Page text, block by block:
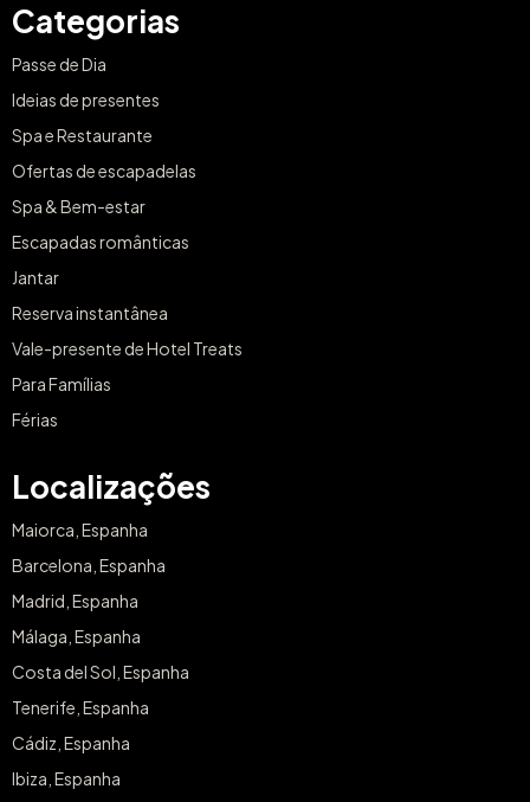
Categorias
Passe de Dia
Ideias de presentes
Spa e Restaurante
Ofertas de escapadelas
Spa & Bem-estar
Escapadas românticas
Jantar
Reserva instantânea
Vale-presente de Hotel Treats
Para Famílias
Férias
Localizações
Maiorca, Espanha
Barcelona, Espanha
Madrid, Espanha
Málaga, Espanha
Costa del Sol, Espanha
Tenerife, Espanha
Cádiz, Espanha
Ibiza, Espanha